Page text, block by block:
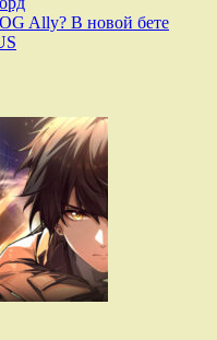
Ally? В новой бете